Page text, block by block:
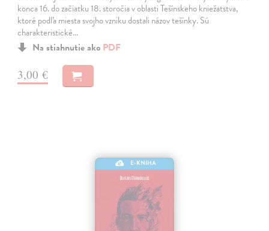
konca 16. do začiatku 18. storočia v oblasti Tešínskeho kniežatstva,
ktoré podľa miesta svojho vzniku dostali názov tešínky. Sú
charakteristické…
Na stiahnutie ako PDF
3,00 €
E-KNIHA